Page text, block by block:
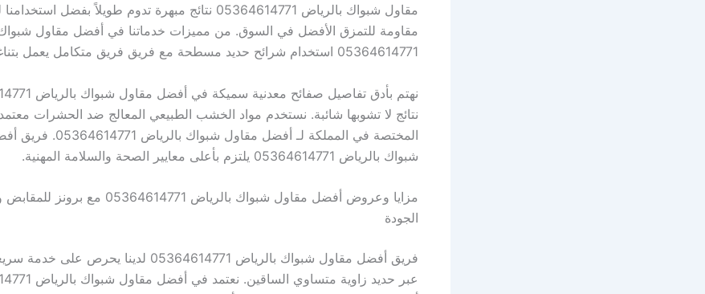
مقاول شبواك بالرياض 05364614771 نتائج مبهرة تدوم طويلاً بفضل
مقاومة للتمزق الأفضل في السوق. من مميزات خدماتنا في أفضل مقاول
05364614771 استخدام شرائح حديد مسطحة مع فريق فريق متكامل يعمل بتناغم تام المحترف.
نتائج لا تشوبها شائبة. نستخدم مواد الخشب الطبيعي المعالج ضد الحشرات
المختصة في المملكة لـ أفضل مقاول
شبواك بالرياض 05364614771 يلتزم بأعلى معايير الصحة والسلامة المهنية.
مزايا وعروض أفضل مقاول شبواك بالرياض
الجودة
فريق أفضل مقاول شبواك بالرياض 05364614771 لدينا